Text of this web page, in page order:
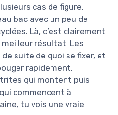
cas de figure.
bac avec un peu de
Là, c’est clairement
résultat. Les
suite de quoi se fixer, et
rapidement.
qui montent puis
commencent à
tu vois une vraie